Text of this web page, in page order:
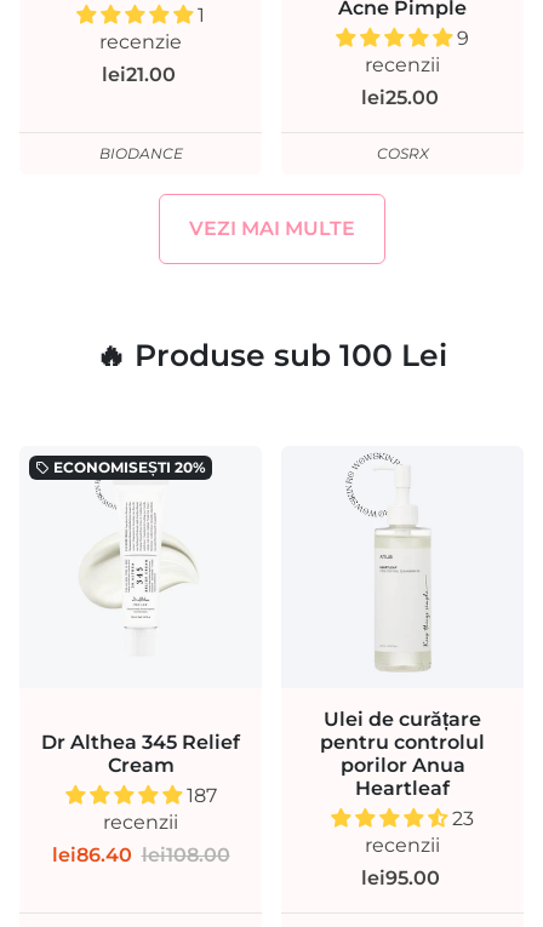
1
recenzie
lei21.00
BIODANCE
Acne Pimple
9
recenzii
lei25.00
COSRX
VEZI MAI MULTE
🔥 Produse sub 100 Lei
local_offer ECONOMISEȘTI 20%
Dr Althea 345 Relief
Cream
187
recenzii
lei86.40 lei108.00
Ulei de curățare
pentru controlul
porilor Anua
Heartleaf
23
recenzii
lei95.00